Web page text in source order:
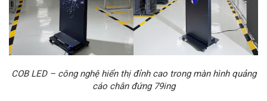
COB LED – công nghệ hiển thị đỉnh cao trong màn hình quảng
cáo chân đứng 79ing